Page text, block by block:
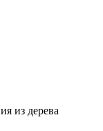
из дерева